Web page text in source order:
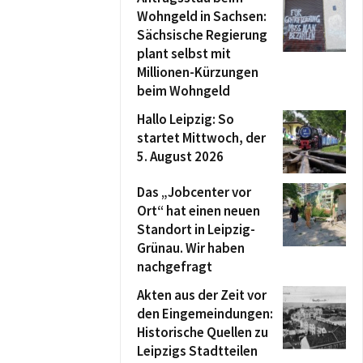
Wohngeld in Sachsen:
Sächsische Regierung
plant selbst mit
Millionen-Kürzungen
beim Wohngeld
Hallo Leipzig: So
startet Mittwoch, der
5. August 2026
Das „Jobcenter vor
Ort“ hat einen neuen
Standort in Leipzig-
Grünau. Wir haben
nachgefragt
Akten aus der Zeit vor
den Eingemeindungen:
Historische Quellen zu
Leipzigs Stadtteilen